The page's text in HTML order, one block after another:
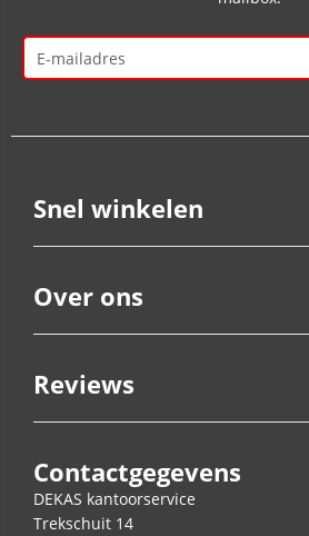
Snel winkelen
Over ons
Reviews
Contactgegevens
DEKAS kantoorservice
Trekschuit 14